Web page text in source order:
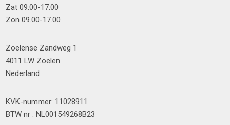
Zat 09.00-17.00
Zon 09.00-17.00
Zoelense Zandweg 1
4011 LW Zoelen
Nederland
KVK-nummer: 11028911
BTW nr : NL001549268B23